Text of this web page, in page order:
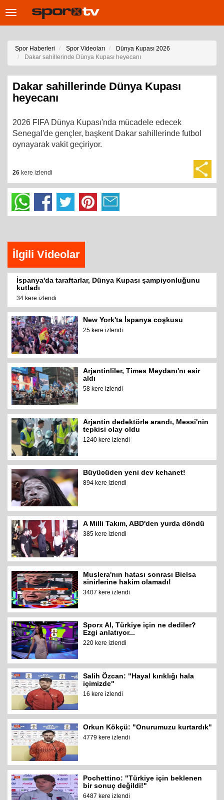
Toggle
Spor Haberleri Spor Videoları
Dünya Kupası 2026
Dakar sahillerinde Dünya Kupası heyecanı
Dakar sahillerinde Dünya Kupası
heyecanı
2026 FIFA Dünya Kupası'nda mücadele edecek
Senegal'de gençler, başkent Dakar sahillerinde futbol
oynayarak vakit geçiriyor.
26 kere izlendi
İlgili Videolar
İspanya'da taraftarlar, Dünya Kupası şampiyonluğunu
kutladı
34 kere izlendi
New York'ta İspanya coşkusu
25 kere izlendi
Arjantinliler, Times Meydanı'nı esir
aldı
58 kere izlendi
Arjantin dedektörle arandı, Messi'nin
tepkisi olay oldu
1240 kere izlendi
Büyücüden yeni dev kehanet!
894 kere izlendi
A Milli Takım, ABD'den yurda döndü
385 kere izlendi
Muslera'nın hatası sonrası Bielsa
sinirlerine hakim olamadı!
3407 kere izlendi
Sporx AI, Türkiye için ne dediler?
Ezgi anlatıyor...
220 kere izlendi
Salih Özcan: "Hayal kırıklığı hala
içimizde"
16 kere izlendi
Orkun Kökçü: "Onurumuzu kurtardık"
4779 kere izlendi
Pochettino: "Türkiye için beklenen
bir sonuç değildi!"
6487 kere izlendi